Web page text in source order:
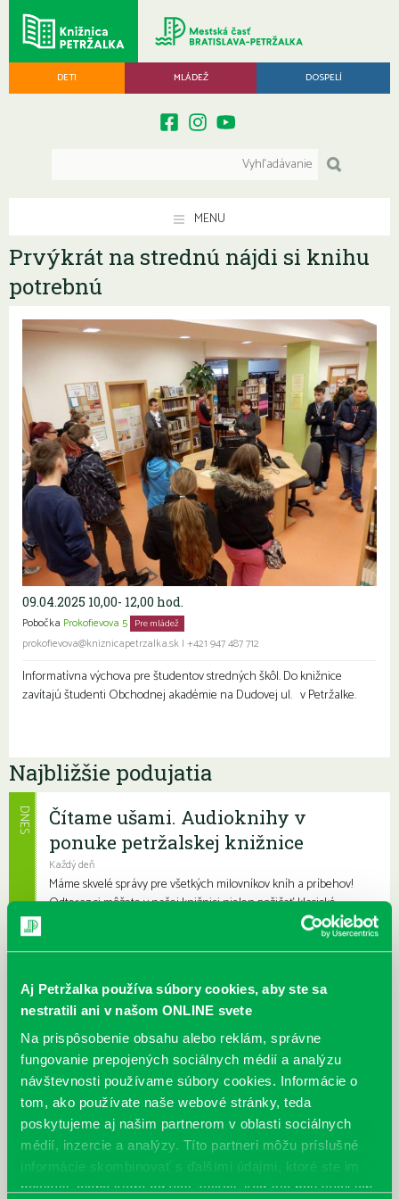
Aj Petržalka používa súbory cookies, aby ste sa
nestratili ani v našom ONLINE svete
Na prispôsobenie obsahu alebo reklám, správne
fungovanie prepojených sociálnych médií a analýzu
návštevnosti používame súbory cookies. Informácie o
tom, ako používate naše webové stránky, teda
poskytujeme aj našim partnerom v oblasti sociálnych
médií, inzercie a analýzy. Títo partneri môžu príslušné
informácie skombinovať s ďalšími údajmi, ktoré ste im
poskytli, alebo ktoré od vás získali, keď ste používali ich
DETI MLÁDEŽ DOSPELÍ
MENU
Prvýkrát na strednú nájdi si knihu
potrebnú
09.04.2025 10,00- 12,00 hod.
Pobočka Prokofievova 5 Pre mládež
prokofievova@kniznicapetrzalka.sk | +421 947 487 712
Informatívna výchova pre študentov stredných škôl. Do knižnice
zavítajú študenti Obchodnej akadémie na Dudovej ul. v Petržalke.
Najbližšie podujatia
Čítame ušami. Audioknihy v
ponuke petržalskej knižnice
Každý deň
Máme skvelé správy pre všetkých milovníkov kníh a príbehov!
Odteraz si môžete v našej knižnici nielen požičať klasické
DNES
Každý deň
Výdajný box na knihy Knižnice Petržalka je umiestnený pri
vchode do Petržalskej plavárne na Tupolevovej 7B a jeho obsluha
je užívateľsky veľmi jednodu...
Kubo Club už aj v petržalskej
knižnici
Každý deň |Furdekova 1,Haanova 37,Lietavská 16,Prokofievova 5
Rovniankova 3
Turnianska 10 Vavilovova 24 Vavilovova 26
Vyšehradská 27
Obľúbení knižní hrdinovia už aj v petržalskej knižnici. Mať so